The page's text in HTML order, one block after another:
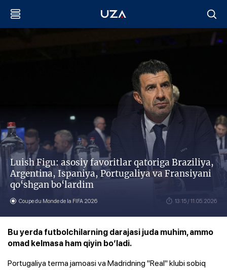
Luish Figu: asosiy favoritlar qatoriga Braziliya,
Argentina, Ispaniya, Portugaliya va Fransiyani
qo‘shgan bo‘lardim
Coupe du Monde de la FIFA 2026 13:15 / 11.05.2026
Bu yerda futbolchilarning darajasi juda muhim, ammo
omad kelmasa ham qiyin bo‘ladi.
Portugaliya terma jamoasi va Madridning "Real" klubi sobiq